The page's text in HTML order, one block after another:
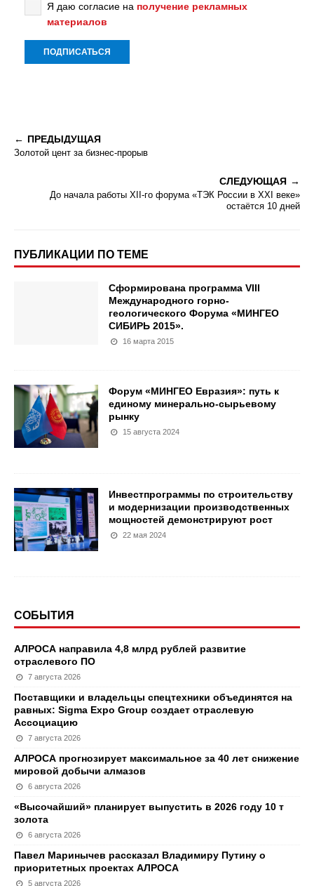
Я даю согласие на получение рекламных
материалов
ПРЕДЫДУЩАЯ
Золотой цент за бизнес-прорыв
СЛЕДУЮЩАЯ
До начала работы XII-го форума «ТЭК России в XXI веке»
остаётся 10 дней
ПУБЛИКАЦИИ ПО ТЕМЕ
Сформирована программа VIII
Международного горно-
геологического Форума «МИНГЕО
СИБИРЬ 2015».
16 марта 2015
​Форум «МИНГЕО Евразия»: путь к
единому минерально-сырьевому
рынку
15 августа 2024
Инвестпрограммы по строительству
и модернизации производственных
мощностей демонстрируют рост
22 мая 2024
СОБЫТИЯ
АЛРОСА направила 4,8 млрд рублей развитие
отраслевого ПО
7 августа 2026
Поставщики и владельцы спецтехники объединятся на
равных: Sigma Expo Group создает отраслевую
Ассоциацию
7 августа 2026
АЛРОСА прогнозирует максимальное за 40 лет снижение
мировой добычи алмазов
6 августа 2026
«Высочайший» планирует выпустить в 2026 году 10 т
золота
6 августа 2026
Павел Маринычев рассказал Владимиру Путину о
приоритетных проектах АЛРОСА
5 августа 2026